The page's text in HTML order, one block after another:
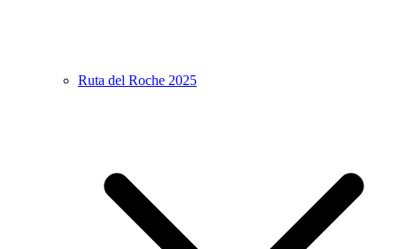
Ruta del Roche 2025